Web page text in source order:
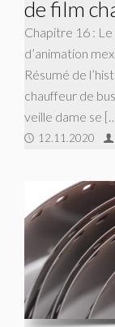
de film
Chapitre 16 :
d’animation
Résumé de
chauffeur de
veille dame se
12.11.2020